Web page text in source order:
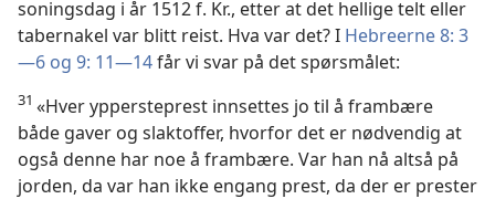
soningsdag i år 1512 f. Kr., etter at det hellige telt eller
tabernakel var blitt reist. Hva var det? I Hebreerne 8: 3
—6 og 9: 11—14får vi svar på det spørsmålet:
31 «Hver yppersteprest innsettes jo til å frambære
både gaver og slaktoffer, hvorfor det er nødvendig at
også denne har noe å frambære. Var han nå altså på
jorden, da var han ikke engang prest, da der er prester